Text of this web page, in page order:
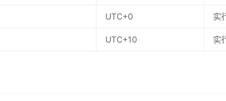
UTC+0 实
UTC+10 实